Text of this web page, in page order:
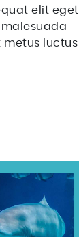
elit eget
metus luctus